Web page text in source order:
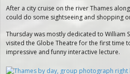
After a city cruise on the river Thames
could do some sightseeing and shopping
Thursday was mostly dedicated to William
visited the Globe Theatre for the first time
impressive and funny interactive lecture.